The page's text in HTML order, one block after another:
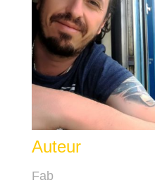
Auteur
Fab